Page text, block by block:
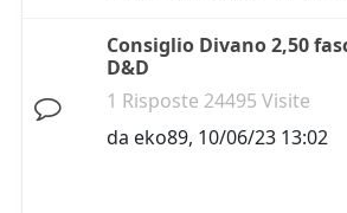
Consiglio Divano 2,50
D&D
1 Risposte 24495 Visite
da eko89, 10/06/23 13:02